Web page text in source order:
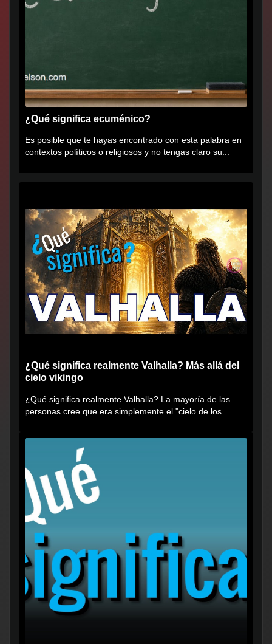
¿Qué significa ecuménico?
Es posible que te hayas encontrado con esta palabra en
contextos políticos o religiosos y no tengas claro su...
¿Qué significa realmente Valhalla? Más allá del
cielo vikingo
¿Qué significa realmente Valhalla? La mayoría de las
personas cree que era simplemente el "cielo de los